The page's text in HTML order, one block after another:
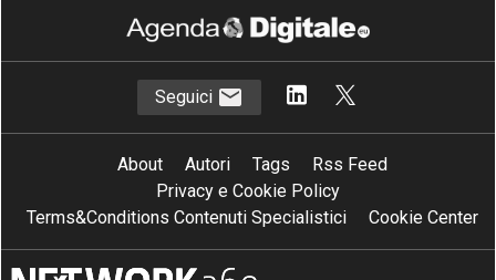
Seguici
About Autori Tags
Rss Feed
Privacy e Cookie Policy
Terms&Conditions Contenuti Specialistici
Cookie Center